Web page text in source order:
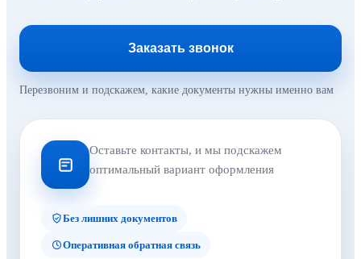
Заказать звонок
Перезвоним и подскажем, какие документы нужны именно вам
Оставьте контакты, и мы подскажем
оптимальный вариант оформления
Без лишних документов
Оперативная обратная связь